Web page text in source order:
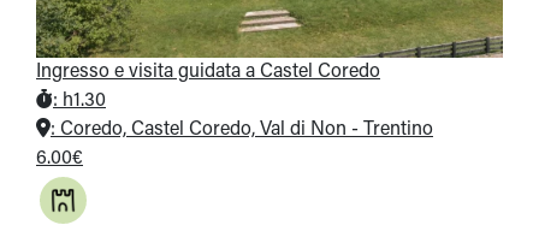
Ingresso e visita guidata a Castel Coredo
: h1.30
: Coredo, Castel Coredo, Val di Non - Trentino
6.00€